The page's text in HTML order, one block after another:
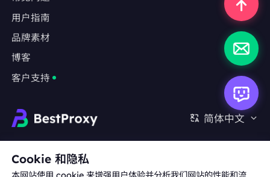
采集LinkedIn、Indeed、Glassdoor等职业社
交平台数据
绕过基于IP频率限制或用户行为分析的防爬机制
金融数据（股票、外汇、加密货币）实时监控
房地产、旅游、电商等行业的竞品数据抓取
用户指南
品牌素材
博客
客户支持
简体中文
合作:michael.wang@bestproxy.com
Cookie 和隐私